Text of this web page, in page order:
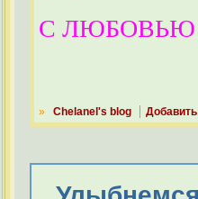
С ЛЮБОВЬЮ
» Chelanel's blog